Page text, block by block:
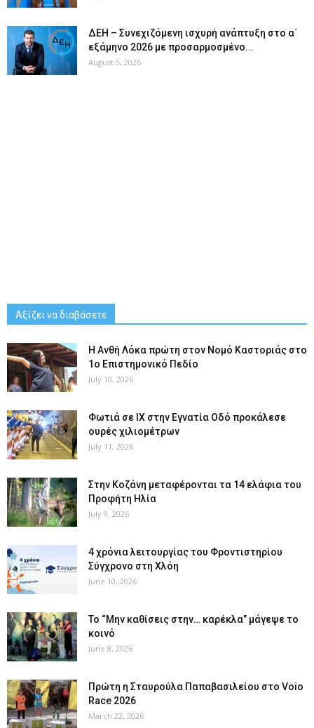
ΔΕΗ – Συνεχιζόμενη ισχυρή ανάπτυξη στο α΄
εξάμηνο 2026 με προσαρμοσμένο...
August 5, 2026
Αξίζει να διαβάσετε
Η Ανθή Λόκα πρώτη στον Νομό Καστοριάς στο
1ο Επιστημονικό Πεδίο
July 10, 2026
Φωτιά σε ΙΧ στην Εγνατία Οδό προκάλεσε
ουρές χιλιομέτρων
July 11, 2026
Στην Κοζάνη μεταφέρονται τα 14 ελάφια του
Προφήτη Ηλία
July 9, 2026
4 χρόνια λειτουργίας του Φροντιστηρίου
Σύγχρονο στη Χλόη
June 10, 2026
Το “Μην καθίσεις στην… καρέκλα” μάγεψε το
κοινό
June 8, 2026
Πρώτη η Σταυρούλα Παπαβασιλείου στο Voio
Race 2026
March 22, 2026